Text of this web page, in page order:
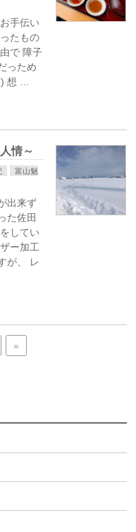
手伝い
たもの
で 障子
っため
想 …
情～
富山魅
出来ず
た佐田
してい
ー加工
が、 レ
»